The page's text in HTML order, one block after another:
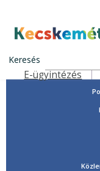
tartalomra
Kecskemét
Keresés
Felső navigáció
E-ügyintézés